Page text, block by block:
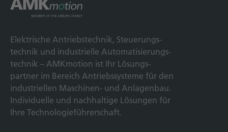
Elek­trische Antriebs­technik, Steuerungs­
technik und indus­trielle Automatisierungs­
technik – AMKmotion ist Ihr Lösungs­
partner im Bereich Antriebs­systeme für den
industriellen Maschinen- und Anlagen­bau.
Individuelle und nach­haltige Lösungen für
Ihre Technologie­führerschaft.